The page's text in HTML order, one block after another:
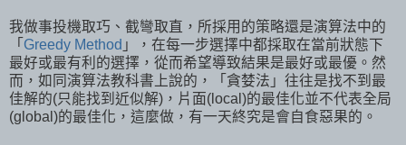
我做事投機取巧、截彎取直，所採用的策略還是演算法中的
「 Greedy Method 」，在每一步選擇中都採取在當前狀態下
最好或最有利的選擇，從而希望導致結果是最好或最優。然
而，如同演算法教科書上說的，「貪婪法」往往是找不到最
佳解的(只能找到近似解)，片面(local)的最佳化並不代表全局
(global)的最佳化，這麼做，有一天終究是會自食惡果的。